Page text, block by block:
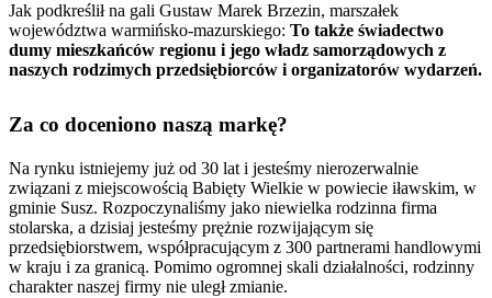
Jak podkreślił na gali Gustaw Marek Brzezin, marszałek
województwa warmińsko-mazurskiego: To także świadectwo
dumy mieszkańców regionu i jego władz samorządowych z
naszych rodzimych przedsiębiorców i organizatorów wydarzeń.
Za co doceniono naszą markę?
Na rynku istniejemy już od 30 lat i jesteśmy nierozerwalnie
związani z miejscowością Babięty Wielkie w powiecie iławskim, w
gminie Susz. Rozpoczynaliśmy jako niewielka rodzinna firma
stolarska, a dzisiaj jesteśmy prężnie rozwijającym się
przedsiębiorstwem, współpracującym z 300 partnerami handlowymi
w kraju i za granicą. Pomimo ogromnej skali działalności, rodzinny
charakter naszej firmy nie uległ zmianie.